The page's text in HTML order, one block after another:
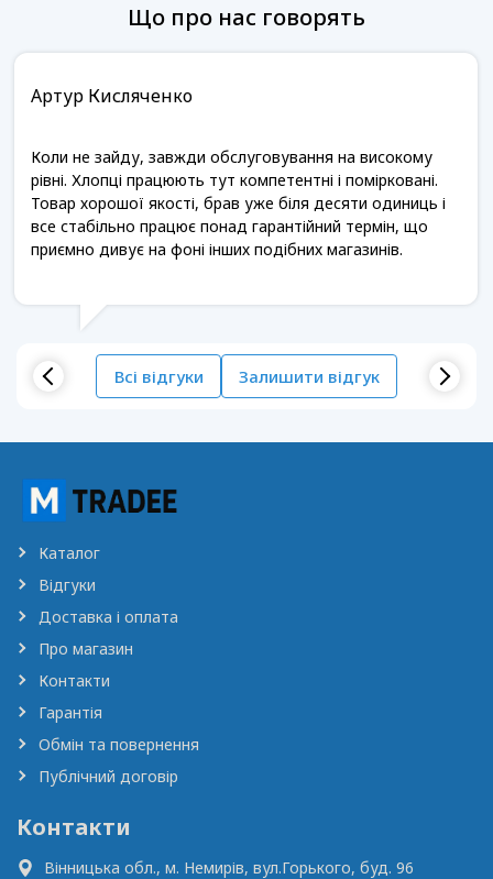
Що про нас говорять
Артур Кисляченко
Коли не зайду, завжди обслуговування на високому
рівні. Хлопці працюють тут компетентні і помірковані.
Товар хорошої якості, брав уже біля десяти одиниць і
все стабільно працює понад гарантійний термін, що
приємно дивує на фоні інших подібних магазинів.
Всі відгуки Залишити відгук
Каталог
Відгуки
Доставка і оплата
Про магазин
Контакти
Гарантія
Обмін та повернення
Публічний договір
Контакти
Вінницька обл., м. Немирів, вул.Горького, буд. 96